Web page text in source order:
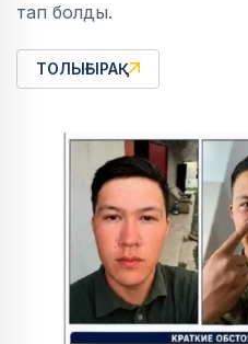
тап болды.
ТОЛЫҒЫРАҚ